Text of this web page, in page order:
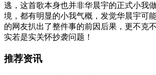
逃，这首歌本身也并非华晨宇的正式小我
境，都有明显的小我气概，发觉华晨宇可
的网友扒出了整件事的前因后果，更不克
实若是实关怀抄袭问题！
推荐资讯